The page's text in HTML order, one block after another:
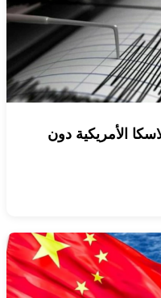
ألاسكا الأمريكية دون